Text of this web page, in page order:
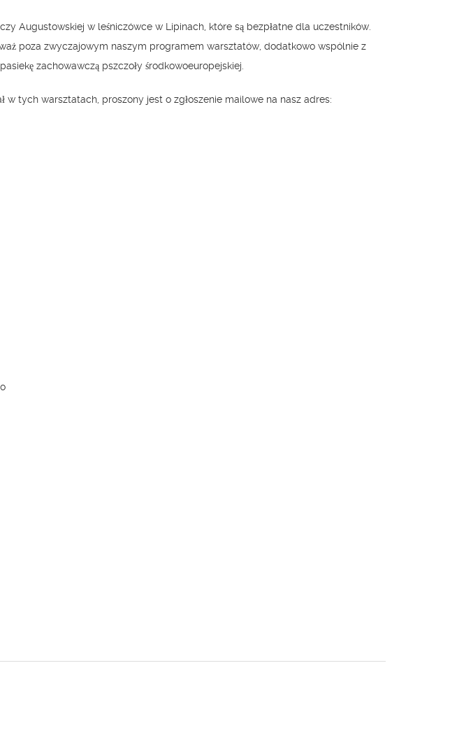
Augustowskiej w leśniczówce w Lipinach, które są bezpłatne dla uczestników.
poza zwyczajowym naszym programem warsztatów, dodatkowo wspólnie z
zachowawczą pszczoły środkowoeuropejskiej.
w tych warsztatach, proszony jest o zgłoszenie mailowe na nasz adres: